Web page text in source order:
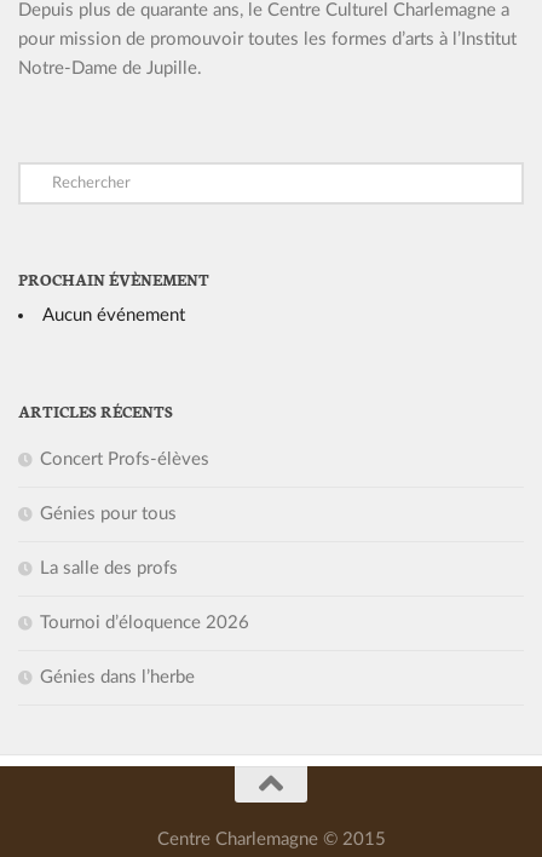
Depuis plus de quarante ans, le Centre Culturel Charlemagne a
pour mission de promouvoir toutes les formes d’arts à l’Institut
Notre-Dame de Jupille.
PROCHAIN ÉVÈNEMENT
Aucun événement
ARTICLES RÉCENTS
Concert Profs-élèves
Génies pour tous
La salle des profs
Tournoi d’éloquence 2026
Génies dans l’herbe
Centre Charlemagne © 2015